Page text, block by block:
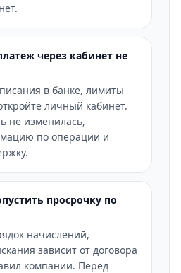
через кабинет не
в банке, лимиты
личный кабинет.
не изменилась,
по операции и
просрочку по
начислений,
зависит от договора
компании. Перед